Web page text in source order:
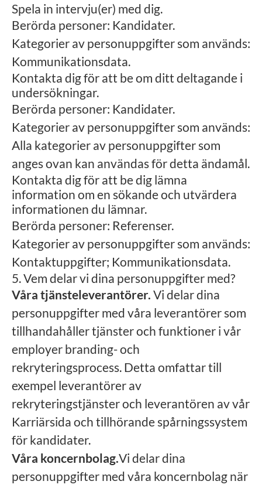
Spela in intervju(er) med dig.
Berörda personer: Kandidater.
Kategorier av personuppgifter som används:
Kommunikationsdata.
Kontakta dig för att be om ditt deltagande i
undersökningar.
Berörda personer: Kandidater.
Kategorier av personuppgifter som används:
Alla kategorier av personuppgifter som
anges ovan kan användas för detta ändamål.
Kontakta dig för att be dig lämna
information om en sökande och utvärdera
informationen du lämnar.
Berörda personer: Referenser.
Kategorier av personuppgifter som används:
Kontaktuppgifter; Kommunikationsdata.
5. Vem delar vi dina personuppgifter med?
Våra tjänsteleverantörer. Vi delar dina
personuppgifter med våra leverantörer som
tillhandahåller tjänster och funktioner i vår
employer branding- och
rekryteringsprocess. Detta omfattar till
exempel leverantörer av
rekryteringstjänster och leverantören av vår
Karriärsida och tillhörande spårningssystem
för kandidater.
Våra koncernbolag.Vi delar dina
personuppgifter med våra koncernbolag när